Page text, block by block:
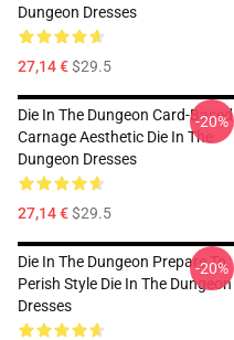
Dungeon Dresses
27,14 €$29.5
Die In The Dungeon Card-Based
Carnage Aesthetic Die In The
Dungeon Dresses
27,14 €$29.5
-20%
Die In The Dungeon Prepare To
Perish Style Die In The Dungeon
Dresses
-20%